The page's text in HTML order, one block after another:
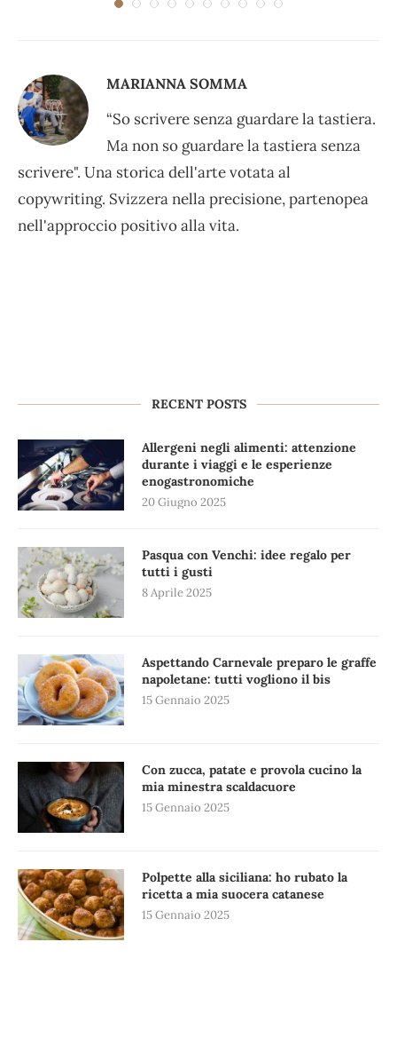
MARIANNA SOMMA
“So scrivere senza guardare la tastiera.
Ma non so guardare la tastiera senza
scrivere". Una storica dell'arte votata al
copywriting. Svizzera nella precisione, partenopea
nell'approccio positivo alla vita.
RECENT POSTS
Allergeni negli alimenti: attenzione
durante i viaggi e le esperienze
enogastronomiche
20 Giugno 2025
Pasqua con Venchi: idee regalo per
tutti i gusti
8 Aprile 2025
Aspettando Carnevale preparo le graffe
napoletane: tutti vogliono il bis
15 Gennaio 2025
Con zucca, patate e provola cucino la
mia minestra scaldacuore
15 Gennaio 2025
Polpette alla siciliana: ho rubato la
ricetta a mia suocera catanese
15 Gennaio 2025